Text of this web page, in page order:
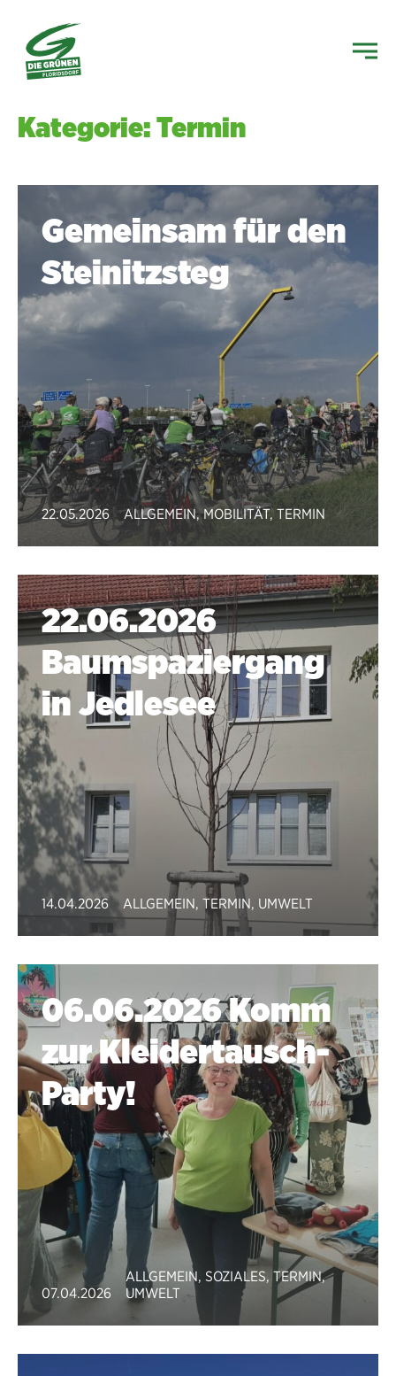
Kategorie: Termin
Gemeinsam für den
Steinitzsteg
22.05.2026 ALLGEMEIN,MOBILITÄT,TERMIN
22.06.2026
Baumspaziergang
in Jedlesee
14.04.2026 ALLGEMEIN, TERMIN, UMWELT
06.06.2026 Komm
zur Kleidertausch-
Party!
07.04.2026
ALLGEMEIN, SOZIALES, TERMIN,
UMWELT